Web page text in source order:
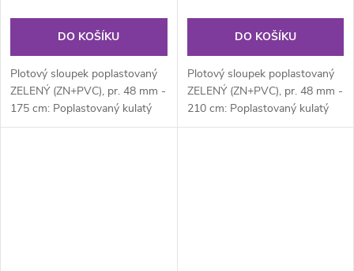
DO KOŠÍKU
Plotový sloupek poplastovaný
ZELENÝ (ZN+PVC), pr. 48 mm -
175 cm: Poplastovaný kulatý
plotový sloupek průměru 48
DO KOŠÍKU
Plotový sloupek poplastovaný
ZELENÝ (ZN+PVC), pr. 48 mm -
210 cm: Poplastovaný kulatý
plotový sloupek průměru 48